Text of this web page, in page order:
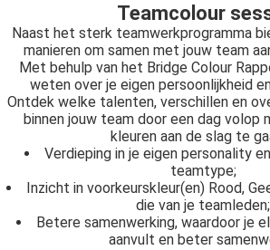
Teamcolour
Naast het sterk teamwerkprogramma
manieren om samen met jouw team
Met behulp van het Bridge Colour
weten over je eigen persoonlijkheid
Ontdek welke talenten, verschillen en
binnen jouw team door een dag volop
kleuren aan de slag te
Verdieping in je eigen personality
teamtype;
Inzicht in voorkeurskleur(en) Rood,
die van je teamleden;
Betere samenwerking, waardoor je
aanvult en beter